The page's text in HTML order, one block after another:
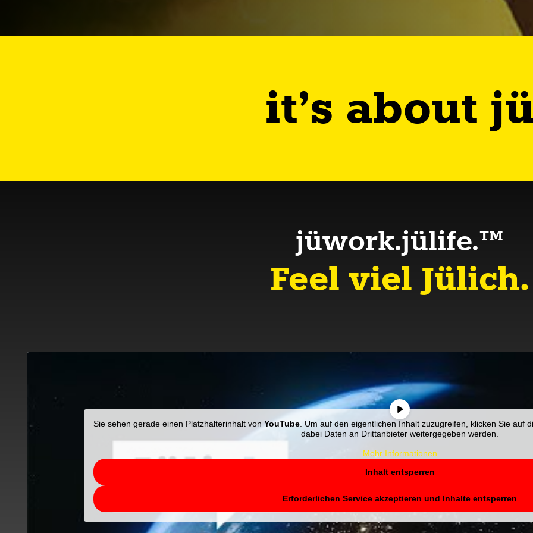
it’s about
jüwork.jülife.™
Feel viel Jülich.
Sie sehen gerade einen Platzhalterinhalt von YouTube . Um auf den eigentlichen Inhalt zuzugreifen, klicken Sie auf
dabei Daten an Drittanbieter weitergegeben werden.
Mehr Informationen
Inhalt entsperren
Erforderlichen Service akzeptieren und Inhalte entsperren